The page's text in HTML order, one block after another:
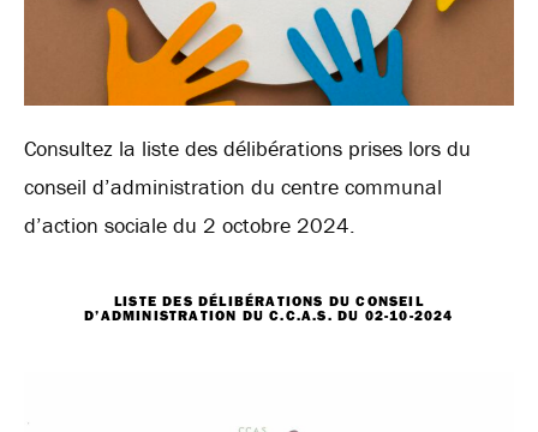
Consultez la liste des délibérations prises lors du
conseil d’administration du centre communal
d’action sociale du 2 octobre 2024.
LISTE DES DÉLIBÉRATIONS DU CONSEIL
D’ADMINISTRATION DU C.C.A.S. DU 02-10-2024